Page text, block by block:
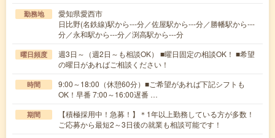
勤務地
愛知県愛西市
日比野(名鉄線)駅から---分／佐屋駅から---分／勝幡駅から---
分／永和駅から---分／渕高駅から---分
曜日頻度
週3日～（週2日～も相談OK） ■曜日固定の相談OK！ ■希望
の曜日があればご相談ください！
時間
9:00～18:00（休憩60分）■ご希望があれば下記シフトも
OK！早番 7:00～16:00遅番 …
期間
【積極採用中！急募！】＊1年以上勤務している方が多数！
ご応募から最短2～3日後の就業も相談可能です！